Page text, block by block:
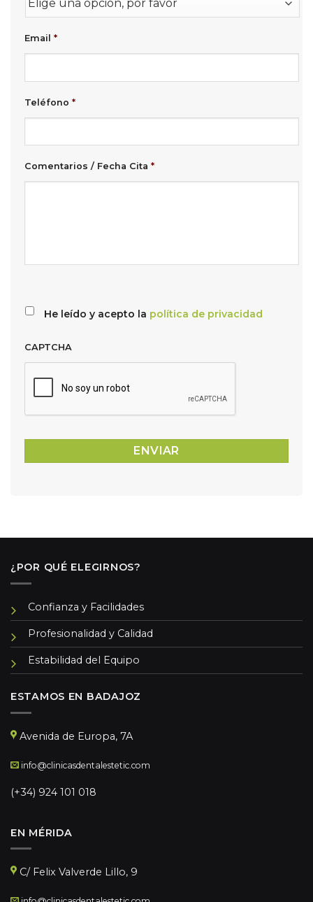
Email *
Teléfono *
Comentarios / Fecha Cita *
He leído y acepto la política de privacidad
CAPTCHA
¿POR QUÉ ELEGIRNOS?
Confianza y Facilidades
Profesionalidad y Calidad
Estabilidad del Equipo
ESTAMOS EN BADAJOZ
Avenida de Europa, 7A
info@clinicasdentalestetic.com
(+34) 924 101 018
EN MÉRIDA
C/ Felix Valverde Lillo, 9